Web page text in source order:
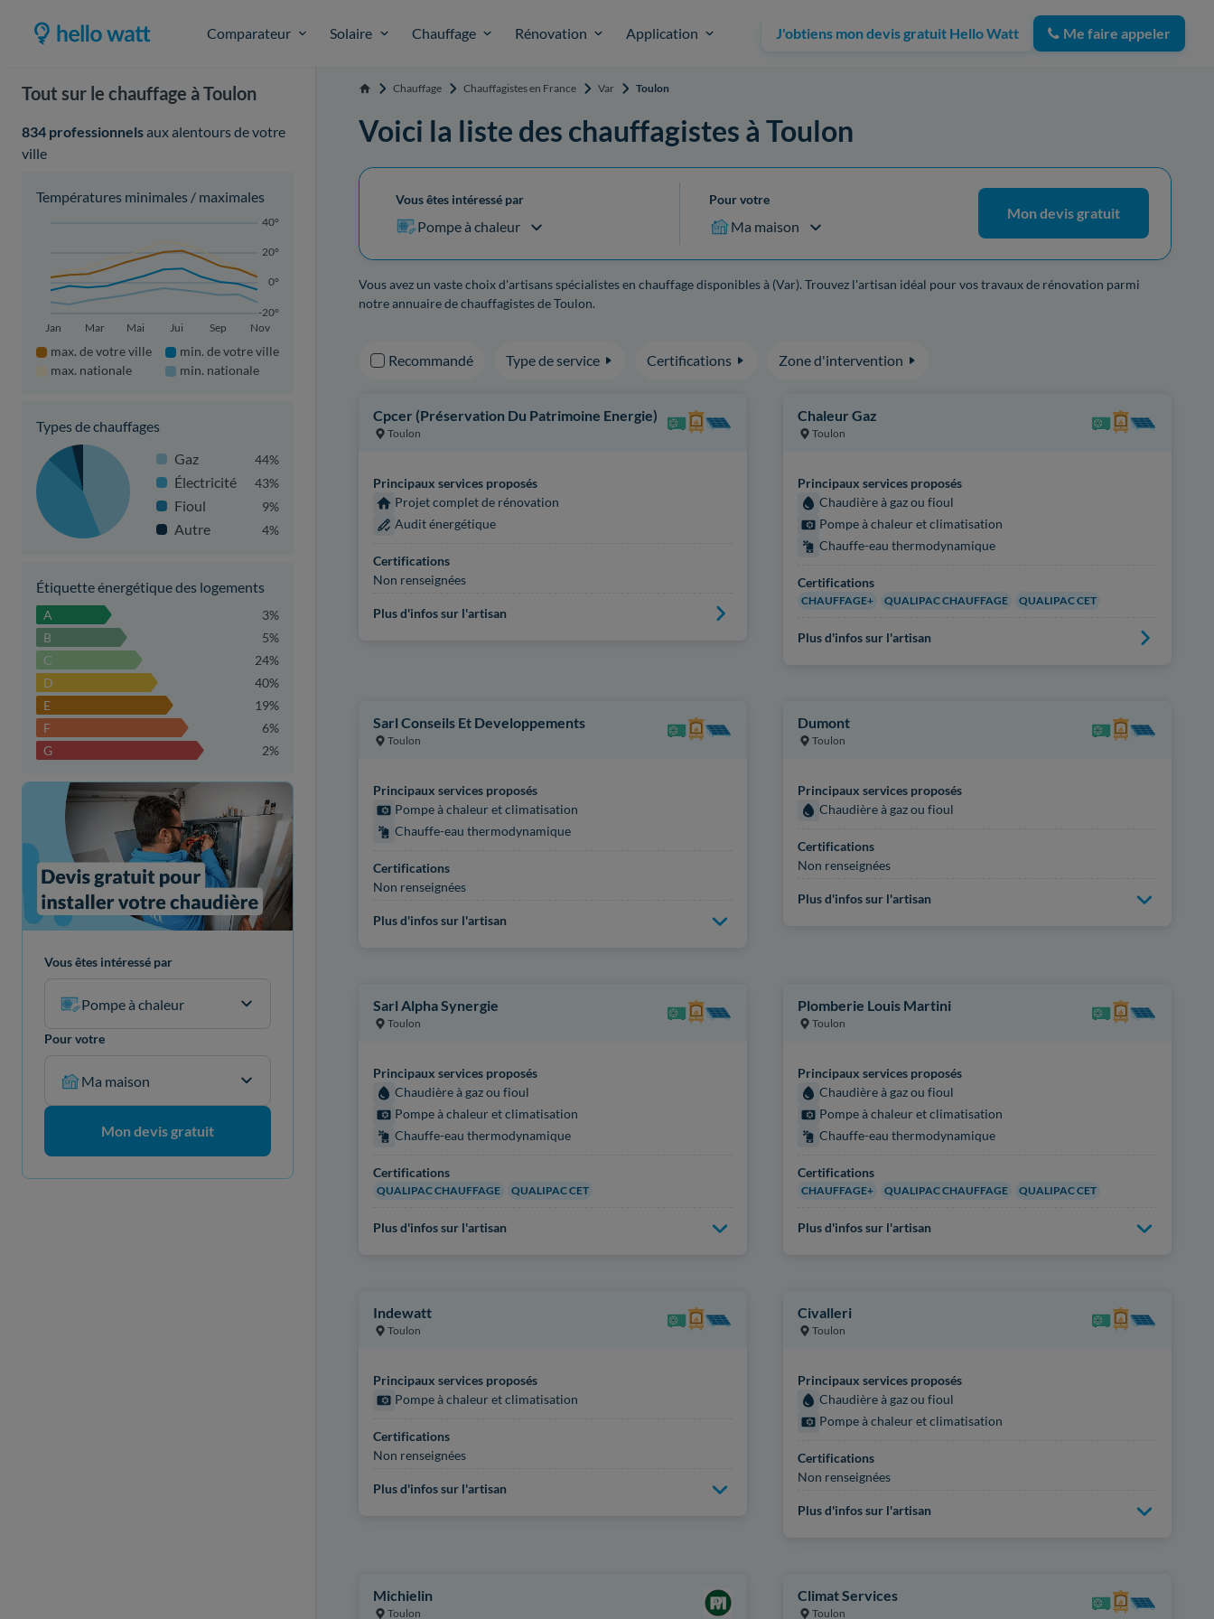
Comparateur Solaire Chauffage Rénovation Application J'obtiens mon devis gratuit Hello Watt Me faire appeler
Tout sur le chauffage à Toulon
834 professionnelsaux alentours de votre
ville
Températures minimales / maximales
-20°
0°
20°
40°
Jan Mar Mai Jui Sep Nov
max. de votre ville
max. nationale
min. de votre ville
min. nationale
Types de chauffages
Gaz
44%
Électricité 43%
Fioul 9%
Autre 4%
Étiquette énergétique des logements
A
3%
B
5%
C
24%
D
40%
E
19%
F
6%
G
2%
Vous êtes intéressé par
Pompe à chaleur
Pour votre
Ma maison
Mon devis gratuit
Accueil Chauffage Chauffagistes en France Var Toulon
Voici la liste des chauffagistes à Toulon
Vous êtes intéressé par
Pompe à chaleur
Pour votre
Ma maison
Mon devis gratuit
Vous avez un vaste choix d'artisans spécialistes en chauffage disponibles à (Var). Trouvez l'artisan idéal pour vos travaux de rénovation parmi
notre annuaire de chauffagistes de Toulon.
Recommandé Type de service Certifications Zone d'intervention
Cpcer (Préservation Du Patrimoine Energie)
Toulon
Principaux services proposés
Projet complet de rénovation
Audit énergétique
Certifications
Non renseignées
Plus d'infos sur l'artisan
Chaleur Gaz
Toulon
Principaux services proposés
Chaudière à gaz ou fioul
Pompe à chaleur et climatisation
Chauffe-eau thermodynamique
Certifications
CHAUFFAGE+ QUALIPAC CHAUFFAGE QUALIPAC CET
Plus d'infos sur l'artisan
Sarl Conseils Et Developpements
Toulon
Principaux services proposés
Pompe à chaleur et climatisation
Chauffe-eau thermodynamique
Certifications
Non renseignées
Plus d'infos sur l'artisan
Dumont
Toulon
Principaux services proposés
Chaudière à gaz ou fioul
Certifications
Non renseignées
Plus d'infos sur l'artisan
Sarl Alpha Synergie
Toulon
Principaux services proposés
Chaudière à gaz ou fioul
Pompe à chaleur et climatisation
Chauffe-eau thermodynamique
Certifications
QUALIPAC CHAUFFAGE QUALIPAC CET
Plus d'infos sur l'artisan
Plomberie Louis Martini
Toulon
Principaux services proposés
Chaudière à gaz ou fioul
Pompe à chaleur et climatisation
Chauffe-eau thermodynamique
Certifications
CHAUFFAGE+ QUALIPAC CHAUFFAGE QUALIPAC CET
Plus d'infos sur l'artisan
Indewatt
Toulon
Principaux services proposés
Pompe à chaleur et climatisation
Certifications
Non renseignées
Plus d'infos sur l'artisan
Civalleri
Toulon
Principaux services proposés
Chaudière à gaz ou fioul
Pompe à chaleur et climatisation
Certifications
Non renseignées
Plus d'infos sur l'artisan
Michielin
Toulon
Climat Services
Toulon